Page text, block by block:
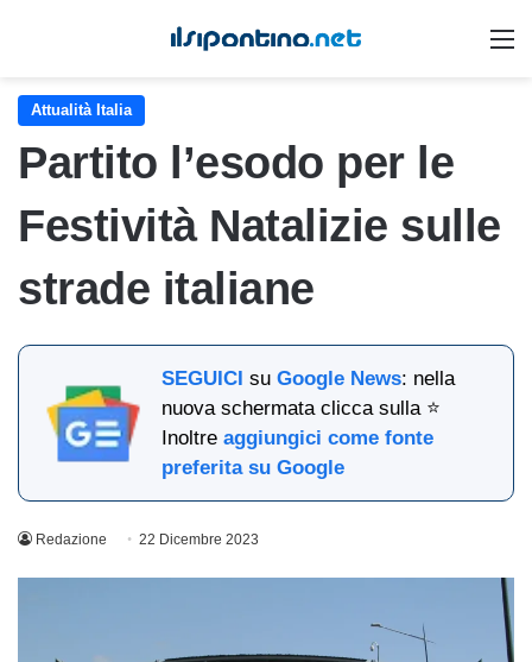
Attualità Italia
Partito l’esodo per le
Festività Natalizie sulle
strade italiane
SEGUICI suGoogle News: nella
nuova schermata clicca sulla ⭐
Inoltreaggiungici come fonte
preferita su Google
Redazione 22 Dicembre 2023